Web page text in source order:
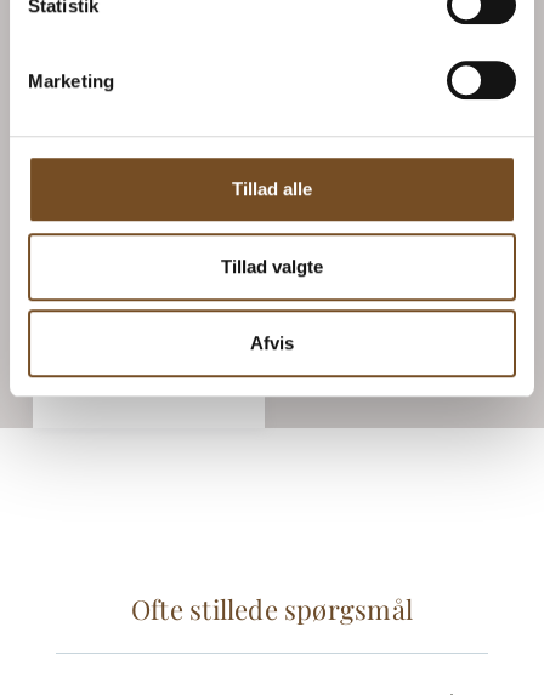
Statistik
Marketing
Tillad alle
Tillad valgte
Afvis
AEROPRESS filtre
79.00kr.
Ofte stillede spørgsmål